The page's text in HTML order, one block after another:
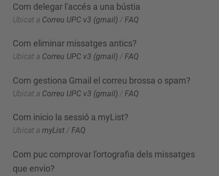
Com delegar l'accés a una bústia
Ubicat a Correu UPC v3 (gmail) / FAQ
Com eliminar missatges antics?
Ubicat a Correu UPC v3 (gmail) /FAQ
Com gestiona Gmail el correu brossa o spam?
Ubicat a Correu UPC v3 (gmail) / FAQ
Com inicio la sessió a myList?
Ubicat a myList /FAQ
Com puc comprovar l'ortografia dels missatges
que envio?